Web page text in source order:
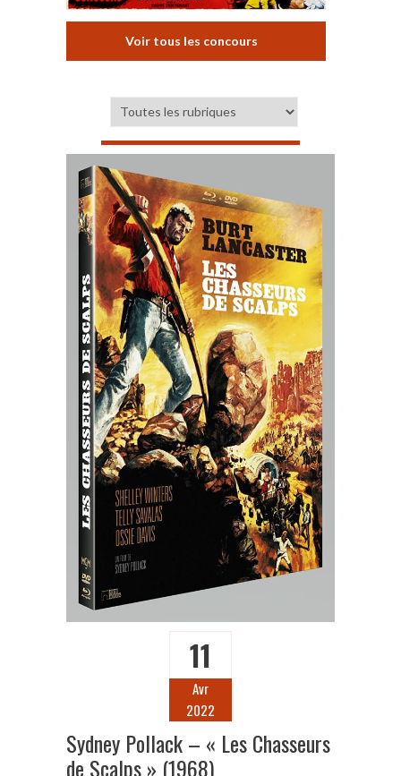
Voir tous les concours
11
Avr
2022
Sydney Pollack – « Les Chasseurs
de Scalps » (1968)